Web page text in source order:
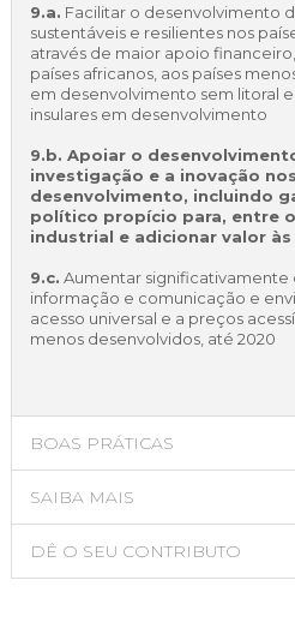
9.a. Facilitar o desenvolvimento
sustentáveis e resilientes nos
através de maior apoio
países africanos, aos países
em desenvolvimento sem litoral
insulares em desenvolvimento
9.b. Apoiar o
investigação e a inovação
desenvolvimento, incluindo
político propício para, entre
industrial e adicionar valor
9.c. Aumentar significativamente
informação e comunicação e
acesso universal e a preços
menos desenvolvidos, até 2020
BOAS PRÁTICAS
SAIBA MAIS
DÊ O SEU CONTRIBUTO